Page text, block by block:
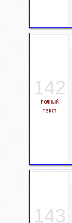
142
полный
текст
143